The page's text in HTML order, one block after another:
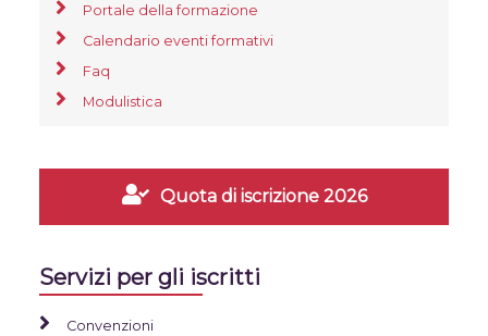
Portale della formazione
Calendario eventi formativi
Faq
Modulistica
Quota di iscrizione 2026
Servizi per gli iscritti
Convenzioni